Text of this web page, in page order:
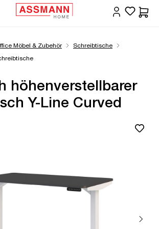
Möbel & Zubehör
Schreibtische
höhenverstellbarer
Y-Line Curved